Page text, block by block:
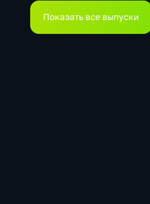
25.02.2026
Показать все выпуски